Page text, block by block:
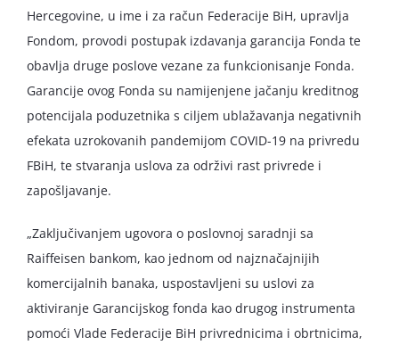
Hercegovine, u ime i za račun Federacije BiH, upravlja
Fondom, provodi postupak izdavanja garancija Fonda te
obavlja druge poslove vezane za funkcionisanje Fonda.
Garancije ovog Fonda su namijenjene jačanju kreditnog
potencijala poduzetnika s ciljem ublažavanja negativnih
efekata uzrokovanih pandemijom COVID-19 na privredu
FBiH, te stvaranja uslova za održivi rast privrede i
zapošljavanje.
„Zaključivanjem ugovora o poslovnoj saradnji sa
Raiffeisen bankom, kao jednom od najznačajnijih
komercijalnih banaka, uspostavljeni su uslovi za
aktiviranje Garancijskog fonda kao drugog instrumenta
pomoći Vlade Federacije BiH privrednicima i obrtnicima,